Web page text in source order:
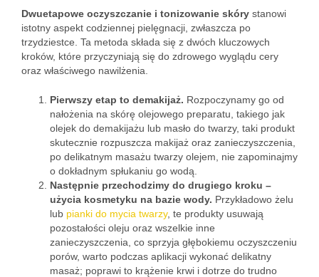
Dwuetapowe oczyszczanie i tonizowanie skóry stanowi
istotny aspekt codziennej pielęgnacji, zwłaszcza po
trzydziestce. Ta metoda składa się z dwóch kluczowych
kroków, które przyczyniają się do zdrowego wyglądu cery
oraz właściwego nawilżenia.
Pierwszy etap to demakijaż. Rozpoczynamy go od
nałożenia na skórę olejowego preparatu, takiego jak
olejek do demakijażu lub masło do twarzy, taki produkt
skutecznie rozpuszcza makijaż oraz zanieczyszczenia,
po delikatnym masażu twarzy olejem, nie zapominajmy
o dokładnym spłukaniu go wodą.
Następnie przechodzimy do drugiego kroku –
użycia kosmetyku na bazie wody. Przykładowo żelu
lub pianki do mycia twarzy, te produkty usuwają
pozostałości oleju oraz wszelkie inne
zanieczyszczenia, co sprzyja głębokiemu oczyszczeniu
porów, warto podczas aplikacji wykonać delikatny
masaż; poprawi to krążenie krwi i dotrze do trudno